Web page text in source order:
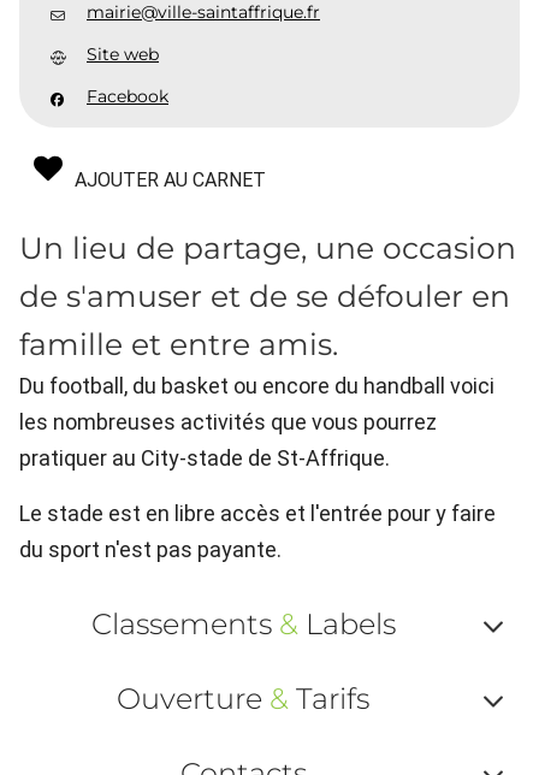
mairie@ville-saintaffrique.fr
Site web
Facebook
AJOUTER AU CARNET
Un lieu de partage, une occasion
de s'amuser et de se défouler en
famille et entre amis.
Du football, du basket ou encore du handball voici
les nombreuses activités que vous pourrez
pratiquer au City-stade de St-Affrique.
Le stade est en libre accès et l'entrée pour y faire
du sport n'est pas payante.
Classements &Labels
ou
Ouverture & Tarifs